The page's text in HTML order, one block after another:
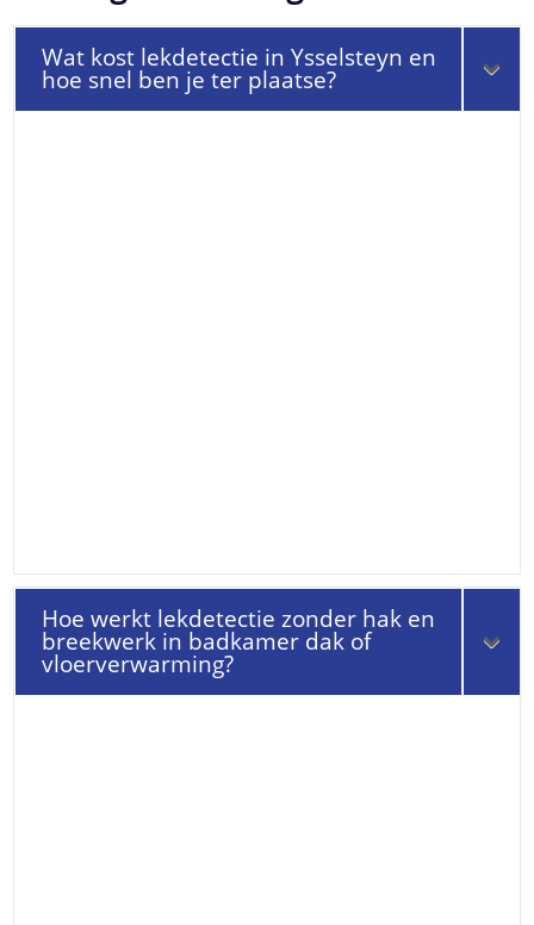
Wat kost lekdetectie in Ysselsteyn en
hoe snel ben je ter plaatse?
Hoe werkt lekdetectie zonder hak en
breekwerk in badkamer dak of
vloerverwarming?